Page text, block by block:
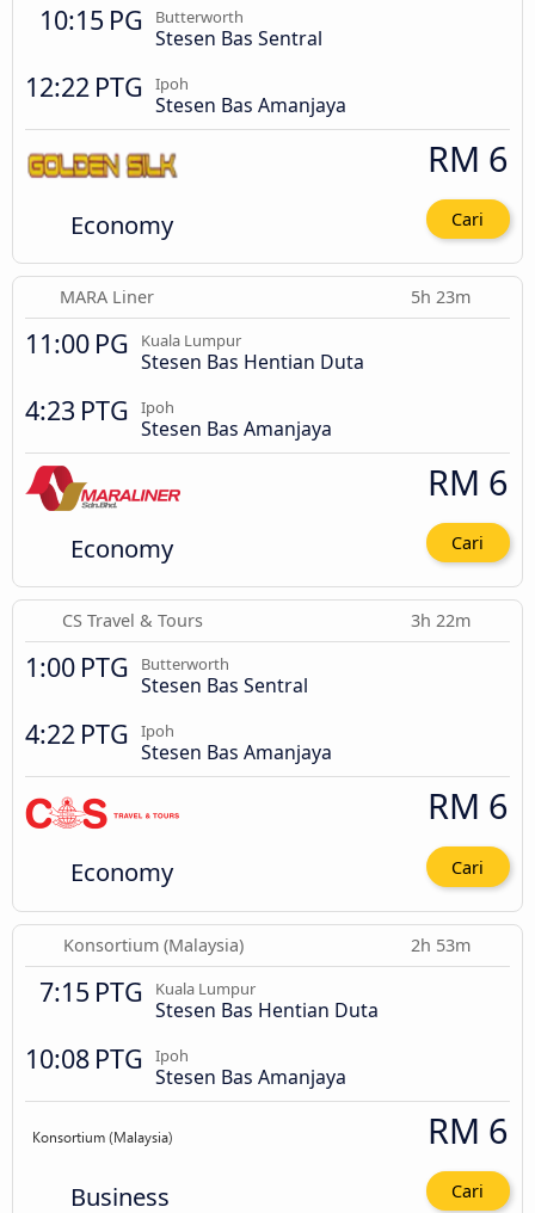
10:15 PG Butterworth
Stesen Bas Sentral
12:22 PTG Ipoh
Stesen Bas Amanjaya
Economy
RM 6
Cari
MARA Liner 5h 23m
11:00 PG Kuala Lumpur
Stesen Bas Hentian Duta
4:23 PTG Ipoh
Stesen Bas Amanjaya
Economy
RM 6
Cari
CS Travel & Tours 3h 22m
1:00 PTG Butterworth
Stesen Bas Sentral
4:22 PTG Ipoh
Stesen Bas Amanjaya
Economy
RM 6
Cari
Konsortium (Malaysia) 2h 53m
7:15 PTG Kuala Lumpur
Stesen Bas Hentian Duta
10:08 PTG Ipoh
Stesen Bas Amanjaya
Business
RM 6
Cari